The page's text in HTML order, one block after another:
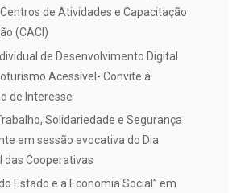
de Atividades e Capacitação
(CACI)
de Desenvolvimento Digital
Acessível- Convite à
de Interesse
Solidariedade e Segurança
em sessão evocativa do Dia
das Cooperativas
Estado e a Economia Social” em